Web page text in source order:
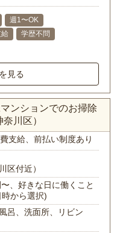
週1〜OK
学歴不問
見る
ンションでのお掃除
川区）
費支給、前払い制度あり
区付近）
、好きな日に働くこと
から選択)
呂、洗面所、リビン